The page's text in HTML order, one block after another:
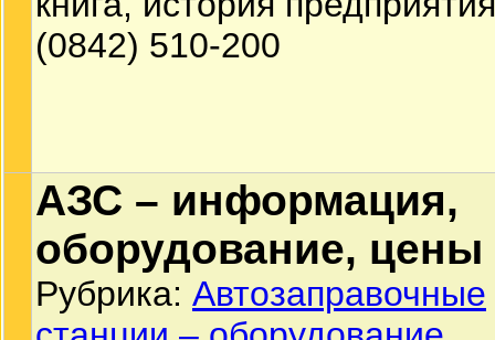
(0842) 510-200
АЗС – информация,
оборудование, цены
Рубрика: Автозаправочные